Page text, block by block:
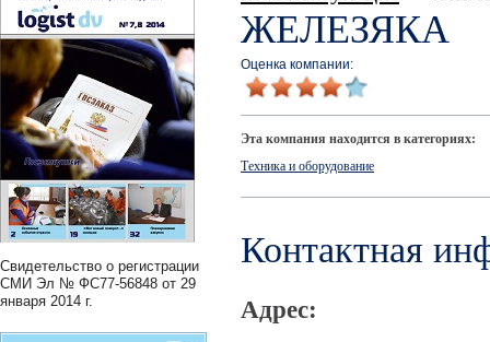
Свидетельство о регистрации
СМИ Эл № ФС77-56848 от 29
января 2014 г.
ЖЕЛЕЗЯКА
Оценка компании:
Эта компания находится в категориях:
Техника и оборудование
Контактная
Адрес: